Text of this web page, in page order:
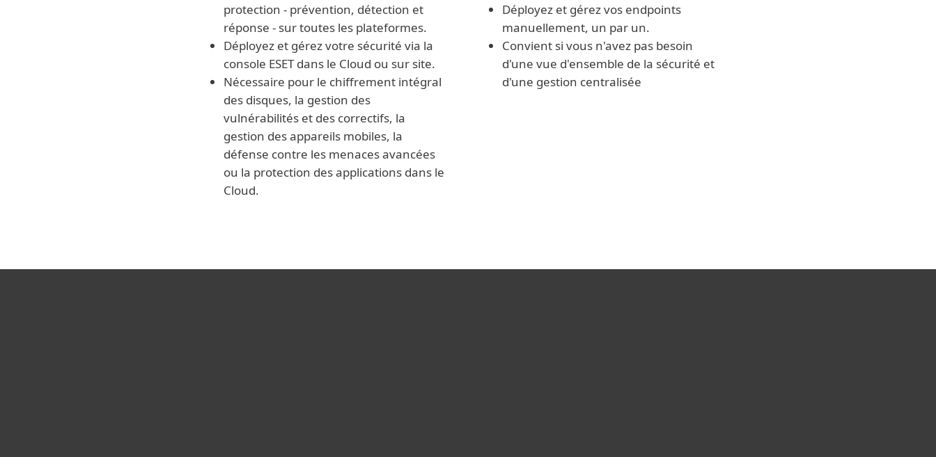
protection - prévention, détection et
réponse - sur toutes les plateformes.
Déployez et gérez votre sécurité via la
console ESET dans le Cloud ou sur site.
Nécessaire pour le chiffrement intégral
des disques, la gestion des
vulnérabilités et des correctifs, la
gestion des appareils mobiles, la
défense contre les menaces avancées
ou la protection des applications dans le
Cloud.
Déployez et gérez vos endpoints
manuellement, un par un.
Convient si vous n'avez pas besoin
d'une vue d'ensemble de la sécurité et
d'une gestion centralisée